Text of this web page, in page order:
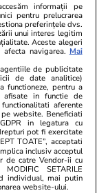
Advertorial
Înscrie-te
voucher de
informații pe
pentru prelucrarea
preferințele dvs.
unui interes legitim
Aceste alegeri
navigarea. Mai
de publicitate
de date analitice)
functioneze, pentru a
afisate in functie de
aferente
website. Beneficiati
in legatura cu
pot fi exercitate
TOATE”, acceptati
inclusiv acceptul
de catre Vendor-ii cu
SETARILE
individual, mai putin
website-ului.